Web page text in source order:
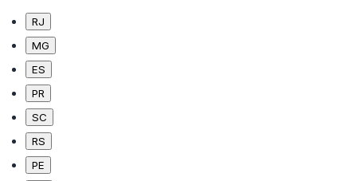
RJ
MG
ES
PR
SC
RS
PE